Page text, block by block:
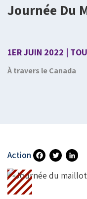
Journée Du
1ER JUIN 2022 |
À travers le Canada
Action
Fa
Ce
T
Wi
Li
N